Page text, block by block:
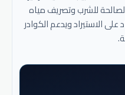
للشرب وتصريف مياه
الاستيراد ويدعم الكوادر